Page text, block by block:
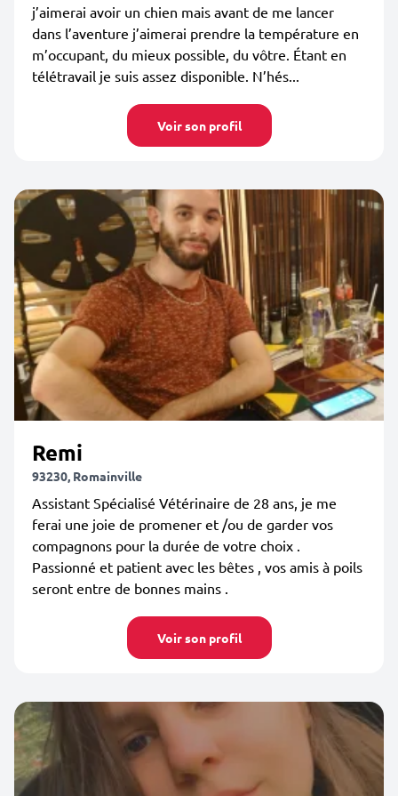
j’aimerai avoir un chien mais avant de me lancer
dans l’aventure j’aimerai prendre la température en
m’occupant, du mieux possible, du vôtre. Étant en
télétravail je suis assez disponible. N’hés...
Voir son profil
Remi
93230, Romainville
Assistant Spécialisé Vétérinaire de 28 ans, je me
ferai une joie de promener et /ou de garder vos
compagnons pour la durée de votre choix .
Passionné et patient avec les bêtes , vos amis à poils
seront entre de bonnes mains .
Voir son profil